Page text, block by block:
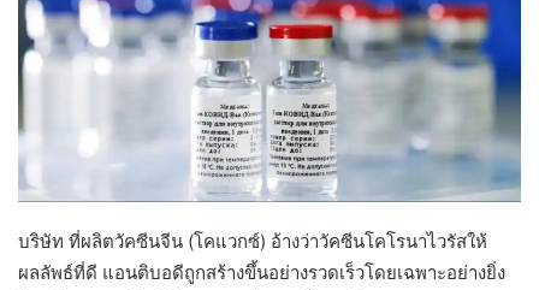
บริษัท ที่ผลิตวัคซีนจีน (โคแวกซ์) อ้างว่าวัคซีนโคโรนาไวรัสให้
ผลลัพธ์ที่ดี แอนติบอดีถูกสร้างขึ้นอย่างรวดเร็วโดยเฉพาะอย่างยิ่ง